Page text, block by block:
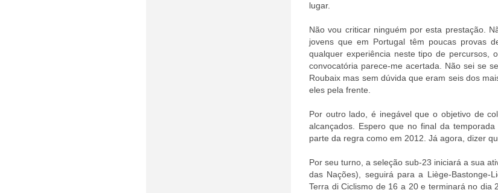
lugar.
Não vou criticar ninguém por esta prestação.
jovens que em Portugal têm poucas provas
qualquer experiência neste tipo de percursos,
convocatória parece-me acertada. Não sei se
Roubaix mas sem dúvida que eram seis dos
eles pela frente.
Por outro lado, é inegável que o objetivo de
alcançados. Espero que no final da
parte da regra como em 2012. Já agora, dizer
Por seu turno, a seleção sub-23 iniciará a sua
das Nações), seguirá para a Liège-
Terra di Ciclismo de 16 a 20 e terminará no dia